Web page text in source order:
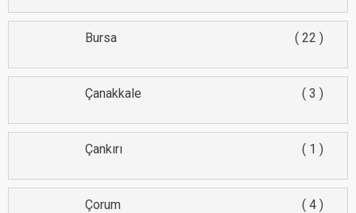
Bursa 22
Çanakkale 3
Çankırı 1
Çorum 4